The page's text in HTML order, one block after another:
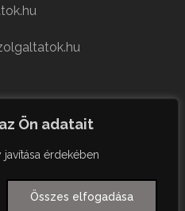
Ön adatait
érdekében
Összes elfogadása
English
Czech
German